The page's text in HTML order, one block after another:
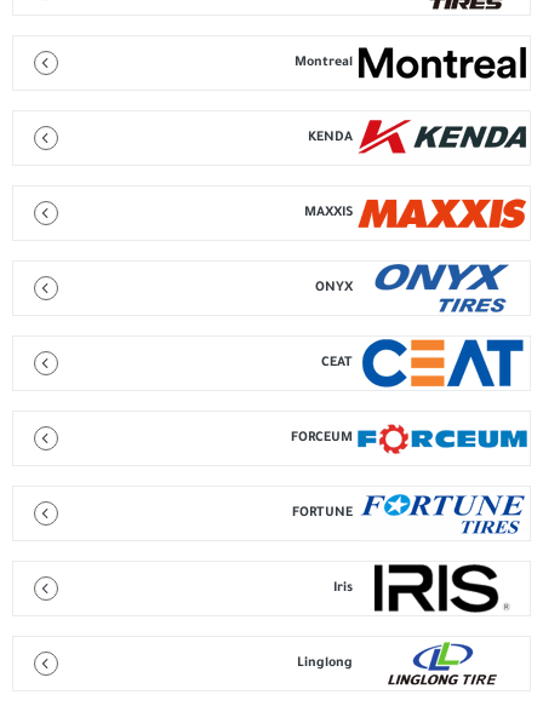
Montreal
KENDA
MAXXIS
ONYX
CEAT
FORCEUM
FORTUNE
Iris
Linglong